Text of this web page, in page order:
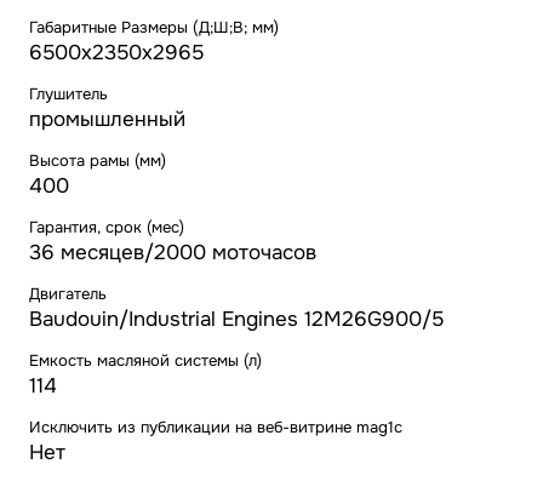
Габаритные Размеры (Д;Ш;В; мм)
6500x2350x2965
Глушитель
промышленный
Высота рамы (мм)
400
Гарантия, срок (мес)
36 месяцев/2000 моточасов
Двигатель
Baudouin/Industrial Engines 12M26G900/5
Емкость масляной системы (л)
114
Исключить из публикации на веб-витрине mag1c
Нет